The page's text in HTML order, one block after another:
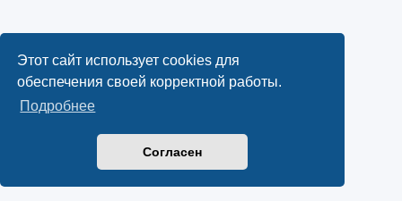
Этот сайт использует cookies для
обеспечения своей корректной работы.
Подробнее
Согласен